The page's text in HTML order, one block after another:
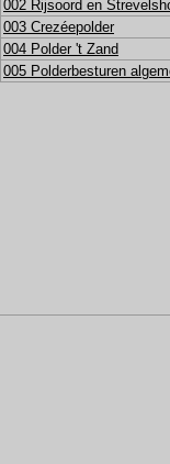
002 Rijsoord en
003 Crezéepolder
004 Polder 't Zand
005 Polderbesturen